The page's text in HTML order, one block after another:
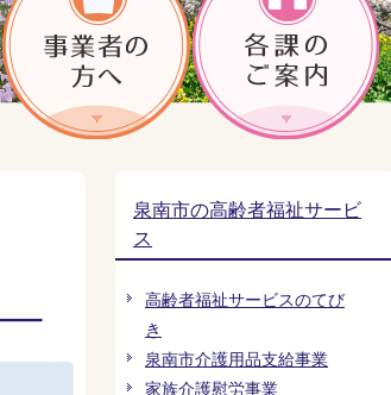
泉南市の高齢者福祉サービ
ス
高齢者福祉サービスのてび
き
泉南市介護用品支給事業
家族介護慰労事業